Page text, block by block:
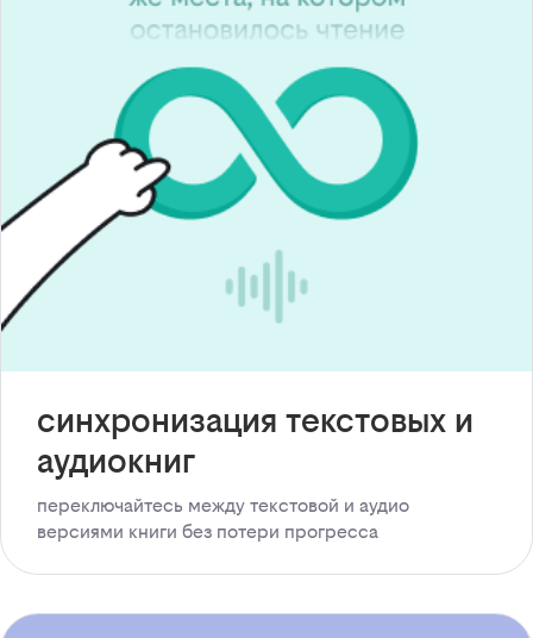
синхронизация текстовых и
аудиокниг
переключайтесь между текстовой и аудио
версиями книги без потери прогресса